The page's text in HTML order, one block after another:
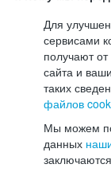
Для
сервисами
получают
сайта и
таких
файлов
Мы можем
данных